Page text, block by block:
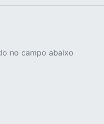
no campo abaixo